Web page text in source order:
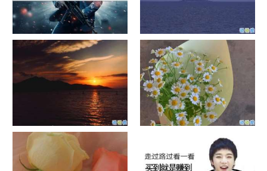
单目摄像头与双目摄像头
晚安励志语录带图片 晚安心语
励志鸡汤
日出文案温柔句子 看日出的微
信说说配图
晒风景照的唯美说说配图 适合
发风景的朋友圈文案